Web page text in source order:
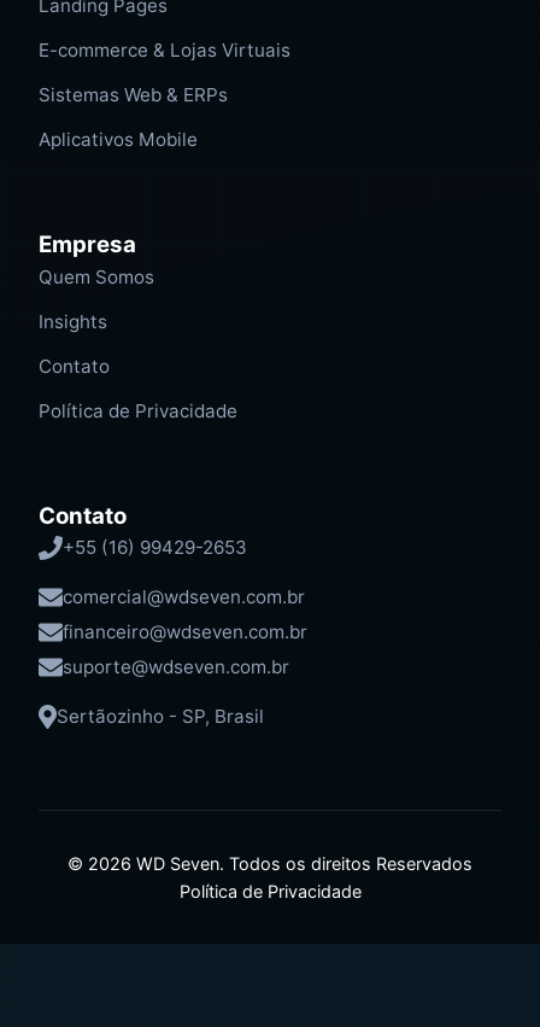
Landing Pages
E-commerce & Lojas Virtuais
Sistemas Web & ERPs
Aplicativos Mobile
Empresa
Quem Somos
Insights
Contato
Política de Privacidade
Contato
+55 (16) 99429-2653
comercial@wdseven.com.br
financeiro@wdseven.com.br
suporte@wdseven.com.br
Sertãozinho - SP, Brasil
© 2026 WD Seven. Todos os direitos Reservados
Política de Privacidade